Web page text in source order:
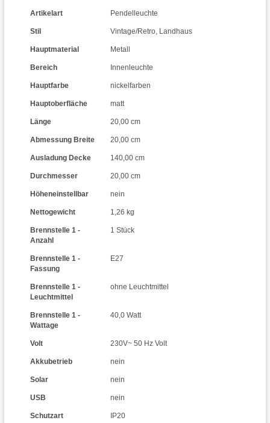
Artikelart Pendelleuchte
Stil Vintage/Retro, Landhaus
Hauptmaterial Metall
Bereich Innenleuchte
Hauptfarbe nickelfarben
Hauptoberfläche matt
Länge 20,00 cm
Abmessung Breite 20,00 cm
Ausladung Decke 140,00 cm
Durchmesser 20,00 cm
Höheneinstellbar nein
Nettogewicht 1,26 kg
Brennstelle 1 -
Anzahl
1 Stück
Brennstelle 1 -
Fassung
E27
Brennstelle 1 -
Leuchtmittel
ohne Leuchtmittel
Brennstelle 1 -
Wattage
40,0 Watt
Volt 230V~ 50 Hz Volt
Akkubetrieb nein
Solar nein
USB nein
Schutzart IP20